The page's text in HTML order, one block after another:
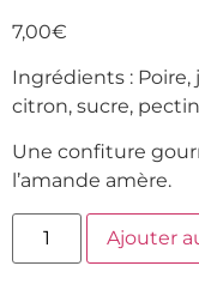
7,00€
Ingrédients : Poire,
citron, sucre,
Une confiture
l’amande amère.
Ajouter